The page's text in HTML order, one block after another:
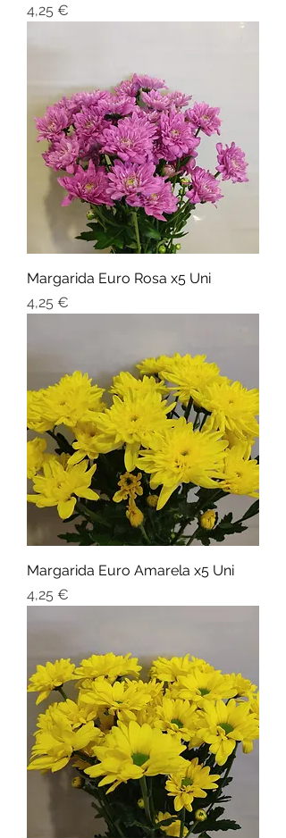
Preço
4,25 €
Margarida Euro Rosa x5 Uni
Preço
4,25 €
Margarida Euro Amarela x5 Uni
Preço
4,25 €